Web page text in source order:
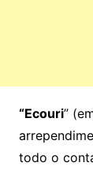
“Ecouri”
todo o